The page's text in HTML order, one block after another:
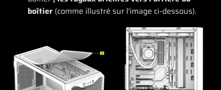
boîtier (comme illustré sur l'image ci-dessous).